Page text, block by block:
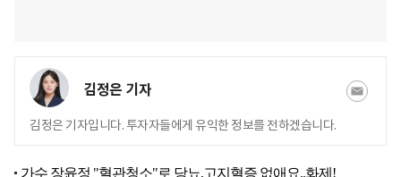
김정은 기자
김정은 기자입니다. 투자자들에게 유익한 정보를 전하겠습니다.